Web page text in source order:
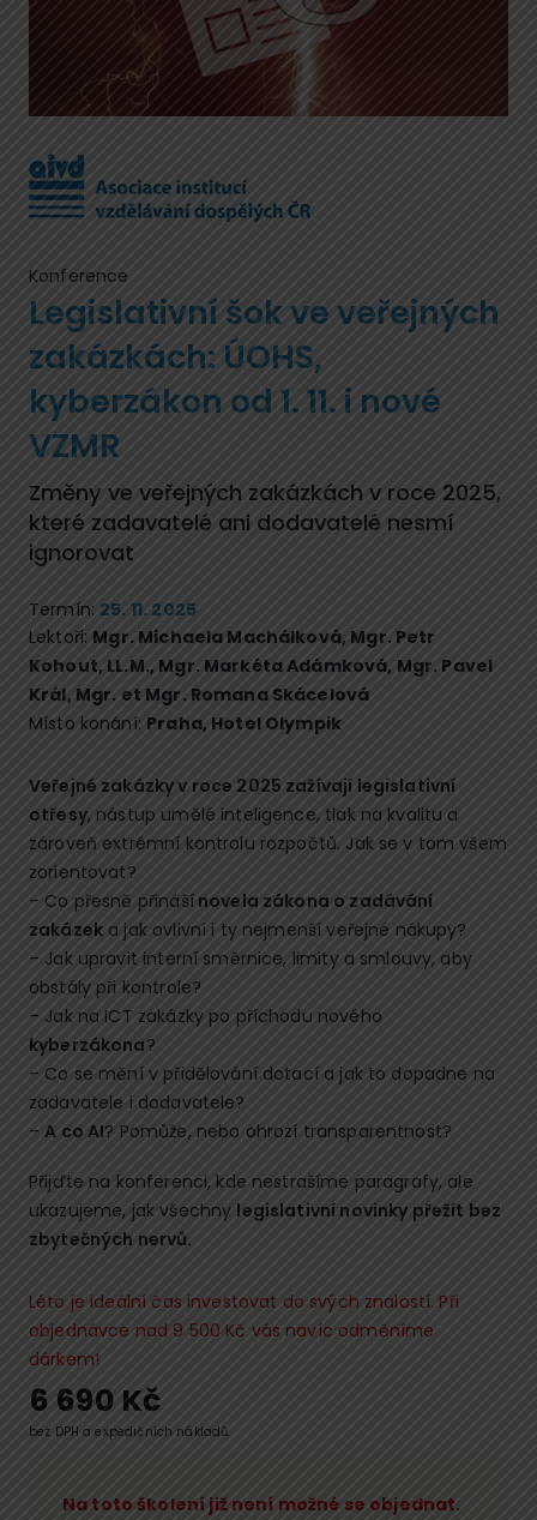
Konference
Legislativní šok ve veřejných
zakázkách: ÚOHS,
kyberzákon od 1. 11. i nové
VZMR
Změny ve veřejných zakázkách v roce 2025,
které zadavatelé ani dodavatelé nesmí
ignorovat
Termín: 25. 11. 2025
Lektoři: Mgr. Michaela Machálková, Mgr. Petr
Kohout, LL.M., Mgr. Markéta Adámková, Mgr. Pavel
Král, Mgr. et Mgr. Romana Skácelová
Místo konání: Praha, Hotel Olympik
Veřejné zakázky v roce 2025 zažívají legislativní
otřesy, nástup umělé inteligence, tlak na kvalitu a
zároveň extrémní kontrolu rozpočtů. Jak se v tom všem
zorientovat?
– Co přesně přinášínovela zákona o zadávání
zakázek a jak ovlivní i ty nejmenší veřejné nákupy?
– Jak upravit interní směrnice, limity a smlouvy, aby
obstály při kontrole?
– Jak na ICT zakázky po příchodu nového
kyberzákona?
– Co se mění v přidělování dotací a jak to dopadne na
zadavatele i dodavatele?
–A co AI? Pomůže, nebo ohrozí transparentnost?
Přijďte na konferenci, kde nestrašíme paragrafy, ale
ukazujeme, jak všechny legislativní novinky přežít bez
zbytečných nervů.
Léto je ideální čas investovat do svých znalostí. Při
objednávce nad 9 500 Kč vás navíc odměníme
dárkem!
6 690 Kč
bez DPH a expedičních nákladů.
Na toto školení již není možné se objednat.